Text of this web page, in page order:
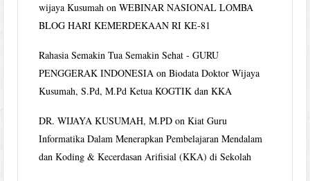
wijaya Kusumah onWEBINAR NASIONAL LOMBA
BLOG HARI KEMERDEKAAN RI KE-81
Rahasia Semakin Tua Semakin Sehat - GURU
PENGGERAK INDONESIA onBiodata Doktor Wijaya
Kusumah, S.Pd, M.Pd Ketua KOGTIK dan KKA
DR. WIJAYA KUSUMAH, M.PD onKiat Guru
Informatika Dalam Menerapkan Pembelajaran Mendalam
dan Koding & Kecerdasan Arifisial (KKA) di Sekolah